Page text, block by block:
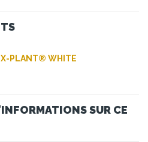
PLANT® WHITE
SUR CE